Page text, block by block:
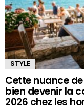
STYLE
Cette nuance
bien devenir la
2026 chez les